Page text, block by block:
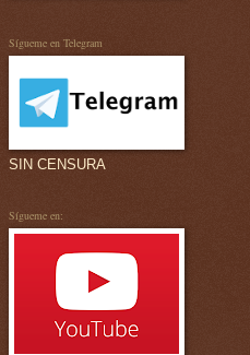
Sígueme en Telegram
SIN CENSURA
Sígueme en: